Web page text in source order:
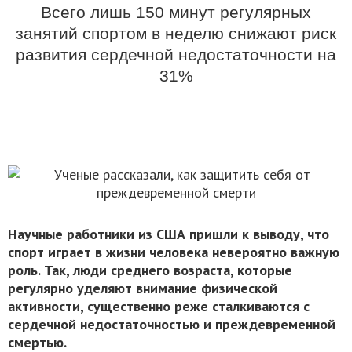
Всего лишь 150 минут регулярных
занятий спортом в неделю снижают риск
развития сердечной недостаточности на
31%
Научные работники из США пришли к выводу, что
спорт играет в жизни человека невероятно важную
роль. Так, люди среднего возраста, которые
регулярно уделяют внимание физической
активности, существенно реже сталкиваются с
сердечной недостаточностью и преждевременной
смертью.